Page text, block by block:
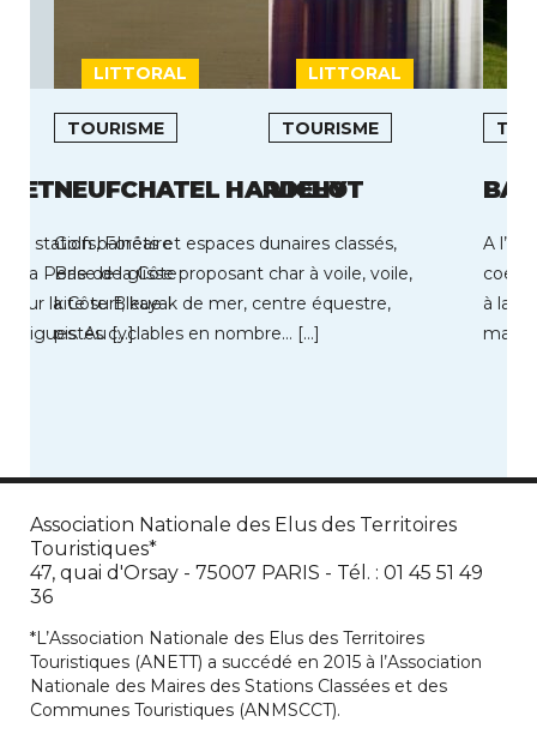
LITTORAL
station balnéaire
la Perle de la Côte
sur la Côte Bleue
Au […]
LITTORAL
TOURISME
NEUFCHATEL HARDELOT
Golfs, Forêts et espaces dunaires classés,
Base de glisse proposant char à voile, voile,
kite surf, kayak de mer, centre équestre,
pistes cyclables en nombre… […]
TOURISME
VICHY
A
coeur
à la
Association Nationale des Elus des Territoires
Touristiques*
47, quai d'Orsay - 75007 PARIS - Tél. : 01 45 51 49
36
*L’Association Nationale des Elus des Territoires
Touristiques (ANETT) a succédé en 2015 à l’Association
Nationale des Maires des Stations Classées et des
Communes Touristiques (ANMSCCT).